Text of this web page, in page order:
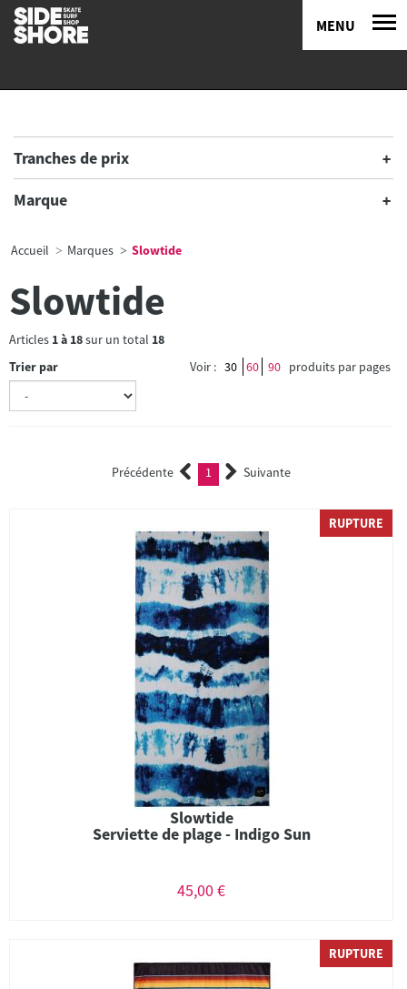
MENU
Tranches de prix
Marque
Accueil Marques Slowtide
Slowtide
Articles 1à 18sur un total 18
Trier par
Voir : 30 60 90 produits par pages
Précédente 1 (current)Suivante
RUPTURE
Slowtide
Serviette de plage - Indigo Sun
45,00 €
RUPTURE